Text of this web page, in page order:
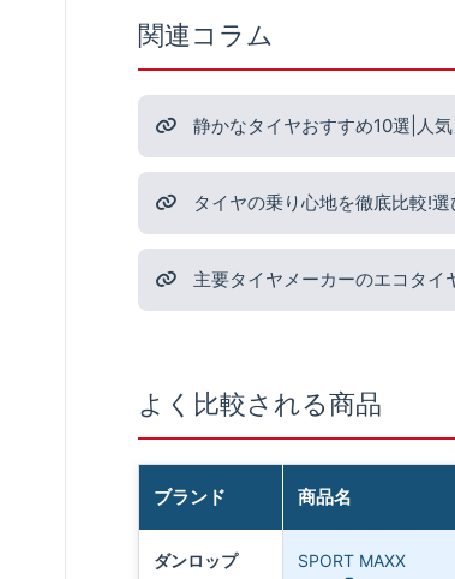
関連コラム
静かなタイヤおすすめ10選|人
タイヤの乗り心地を徹底比較!
主要タイヤメーカーのエコタ
よく比較される商品
ブランド 商品名
ダンロップ
SPORT MAXX